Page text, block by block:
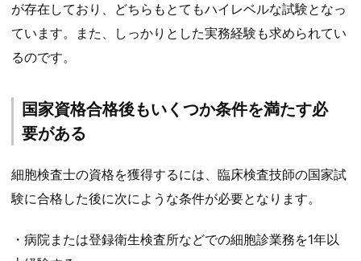
が存在しており、どちらもとてもハイレベルな試験となっ
ています。また、しっかりとした実務経験も求められてい
るのです。
国家資格合格後もいくつか条件を満たす必
要がある
細胞検査士の資格を獲得するには、臨床検査技師の国家試
験に合格した後に次にような条件が必要となります。
・病院または登録衛生検査所などでの細胞診業務を1年以